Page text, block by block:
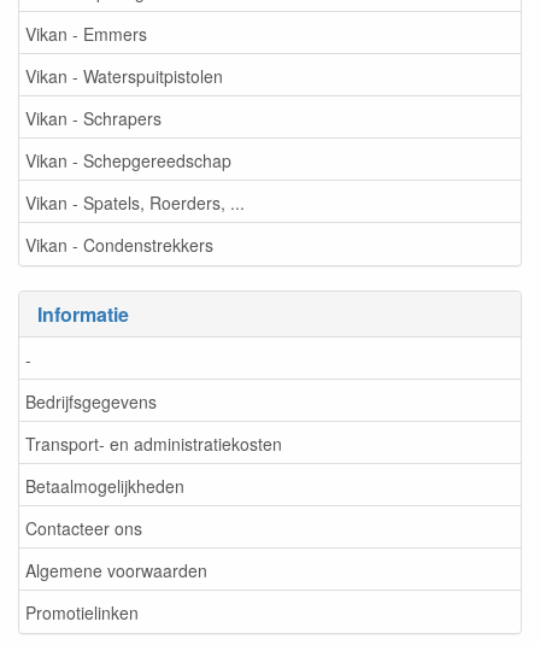
Vikan - Emmers
Vikan - Waterspuitpistolen
Vikan - Schrapers
Vikan - Schepgereedschap
Vikan - Spatels, Roerders, ...
Vikan - Condenstrekkers
Informatie
-
Bedrijfsgegevens
Transport- en administratiekosten
Betaalmogelijkheden
Contacteer ons
Algemene voorwaarden
Promotielinken